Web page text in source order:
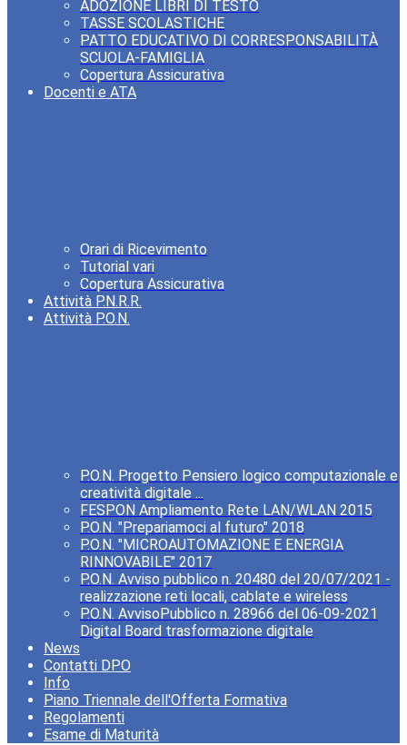
ADOZIONE LIBRI DI TESTO
TASSE SCOLASTICHE
PATTO EDUCATIVO DI CORRESPONSABILITÀ
SCUOLA-FAMIGLIA
Copertura Assicurativa
Docenti e ATA
Orari di Ricevimento
Tutorial vari
Copertura Assicurativa
Attività P.N.R.R.
Attività P.O.N.
P.O.N. Progetto Pensiero logico computazionale e
creatività digitale ...
FESPON Ampliamento Rete LAN/WLAN 2015
P.O.N. "Prepariamoci al futuro" 2018
P.O.N. "MICROAUTOMAZIONE E ENERGIA
RINNOVABILE" 2017
P.O.N. Avviso pubblico n. 20480 del 20/07/2021 -
realizzazione reti locali, cablate e wireless
P.O.N. AvvisoPubblico n. 28966 del 06-09-2021
Digital Board trasformazione digitale
News
Contatti DPO
Info
Piano Triennale dell'Offerta Formativa
Regolamenti
Esame di Maturità